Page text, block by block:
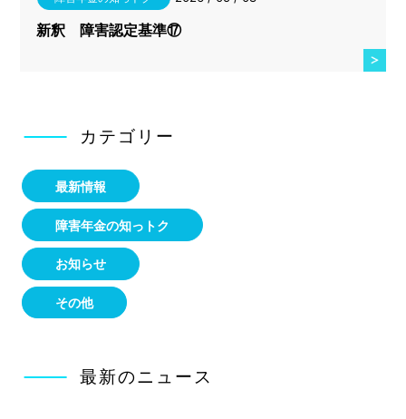
新釈 障害認定基準⑰
カテゴリー
最新情報
障害年金の知っトク
お知らせ
その他
最新のニュース